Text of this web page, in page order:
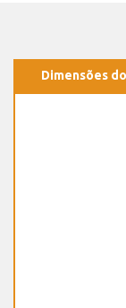
Dimensões